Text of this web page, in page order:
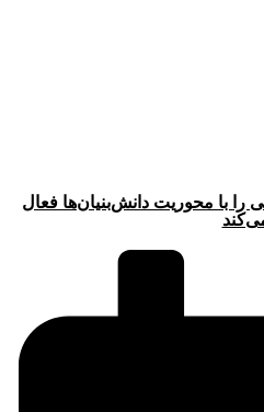
با محوریت دانش‌بنیان‌ها فعال